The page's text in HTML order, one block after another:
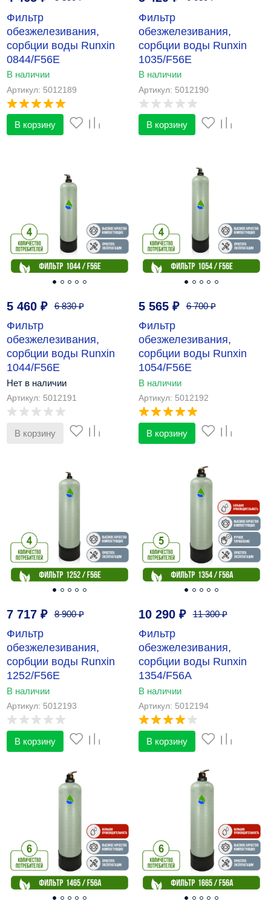
Фильтр
обезжелезивания,
сорбции воды Runxin
0844/F56E
В наличии
Артикул: 5012189
В корзину
Фильтр
обезжелезивания,
сорбции воды Runxin
1035/F56E
В наличии
Артикул: 5012190
В корзину
5 460 ₽ 6 830₽
Фильтр
обезжелезивания,
сорбции воды Runxin
1044/F56E
Нет в наличии
Артикул: 5012191
В корзину
5 565 ₽ 6 700₽
Фильтр
обезжелезивания,
сорбции воды Runxin
1054/F56E
В наличии
Артикул: 5012192
В корзину
7 717 ₽ 8 900₽
Фильтр
обезжелезивания,
сорбции воды Runxin
1252/F56E
В наличии
Артикул: 5012193
В корзину
10 290 ₽ 11 300₽
Фильтр
обезжелезивания,
сорбции воды Runxin
1354/F56A
В наличии
Артикул: 5012194
В корзину